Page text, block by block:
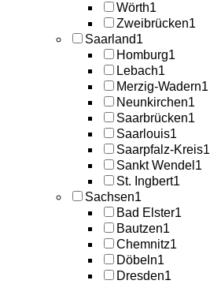
Wörth1
Zweibrücken1
Saarland1
Homburg1
Lebach1
Merzig-Wadern1
Neunkirchen1
Saarbrücken1
Saarlouis1
Saarpfalz-Kreis1
Sankt Wendel 1
St. Ingbert1
Sachsen1
Bad Elster1
Bautzen1
Chemnitz1
Döbeln1
Dresden1